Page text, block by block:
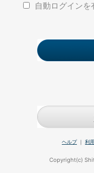
自動ログインを
ヘルプ｜ 利
Copyright(c)